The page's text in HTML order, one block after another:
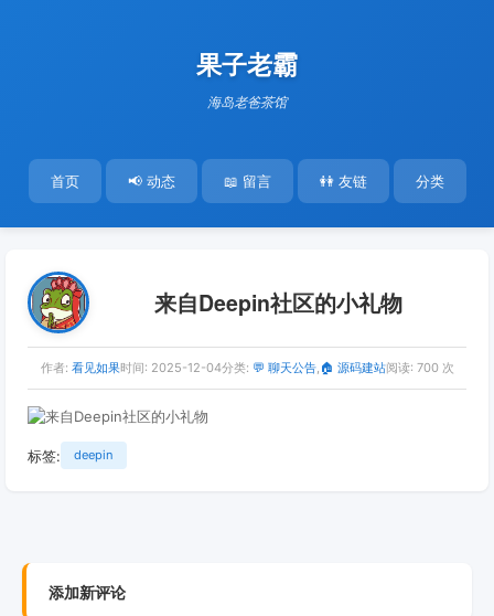
果子老霸
海岛老爸茶馆
首页 📢 动态 📖 留言 👭 友链 分类
来自Deepin社区的小礼物
作者: 看见如果时间: 2025-12-04分类: 💬 聊天公告, 🏠 源码建站阅读: 700 次
标签: deepin
添加新评论